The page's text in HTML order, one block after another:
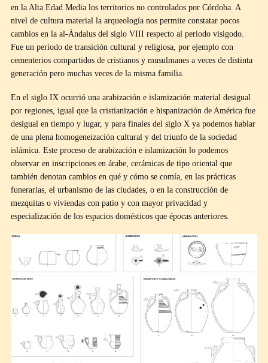
en la Alta Edad Media los territorios no controlados por Córdoba. A
nivel de cultura material la arqueología nos permite constatar pocos
cambios en la al-Ándalus del siglo VIII respecto al período visigodo.
Fue un período de transición cultural y religiosa, por ejemplo con
cementerios compartidos de cristianos y musulmanes a veces de distinta
generación pero muchas veces de la misma familia.
En el siglo IX ocurrió una arabización e islamización material desigual
por regiones, igual que la cristianización e hispanización de América fue
desigual en tiempo y lugar, y para finales del siglo X ya podemos hablar
de una plena homogeneización cultural y del triunfo de la sociedad
islámica. Este proceso de arabización e islamización lo podemos
observar en inscripciones en árabe, cerámicas de tipo oriental que
también denotan cambios en qué y cómo se comía, en las prácticas
funerarias, el urbanismo de las ciudades, o en la construcción de
mezquitas o viviendas con patio y con mayor privacidad y
especialización de los espacios domésticos que épocas anteriores.